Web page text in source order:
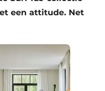
een attitude. Net